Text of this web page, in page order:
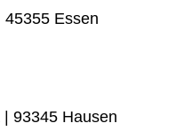
45355 Essen
93345 Hausen